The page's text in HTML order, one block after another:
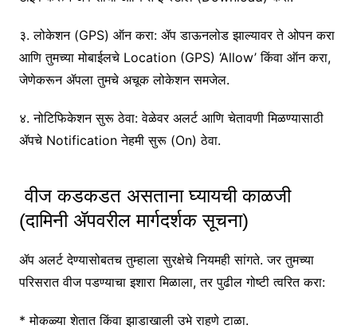
३. लोकेशन (GPS) ऑन करा: ॲप डाऊनलोड झाल्यावर ते ओपन करा
आणि तुमच्या मोबाईलचे Location (GPS) ‘Allow’ किंवा ऑन करा,
जेणेकरून ॲपला तुमचे अचूक लोकेशन समजेल.
४. नोटिफिकेशन सुरू ठेवा: वेळेवर अलर्ट आणि चेतावणी मिळण्यासाठी
ॲपचे Notification नेहमी सुरू (On) ठेवा.
वीज कडकडत असताना घ्यायची काळजी
(दामिनी ॲपवरील मार्गदर्शक सूचना)
ॲप अलर्ट देण्यासोबतच तुम्हाला सुरक्षेचे नियमही सांगते. जर तुमच्या
परिसरात वीज पडण्याचा इशारा मिळाला, तर पुढील गोष्टी त्वरित करा:
* मोकळ्या शेतात किंवा झाडाखाली उभे राहणे टाळा.